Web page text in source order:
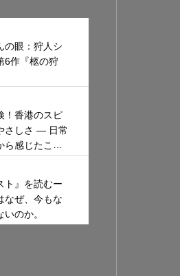
の眼：狩人シ
6作『柩の狩
！香港のスピ
さしさ — 日常
ら感じたこと
ト』を読むー
なぜ、今もな
いのか。